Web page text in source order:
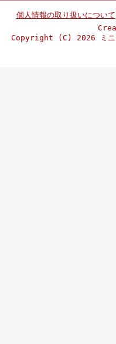
個人情報の取り扱いについて
Copyright (C) 2026 ミ